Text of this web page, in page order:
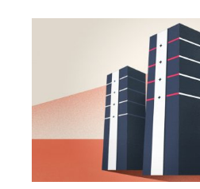
telepítése
Windows
Server
2019
környezetben